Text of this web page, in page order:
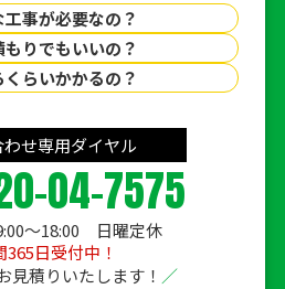
工事が必要なの？
もりでもいいの？
くらいかかるの？
わせ専用ダイヤル
04-7575
〜18:00 日曜定休
365日受付中！
見積りいたします！